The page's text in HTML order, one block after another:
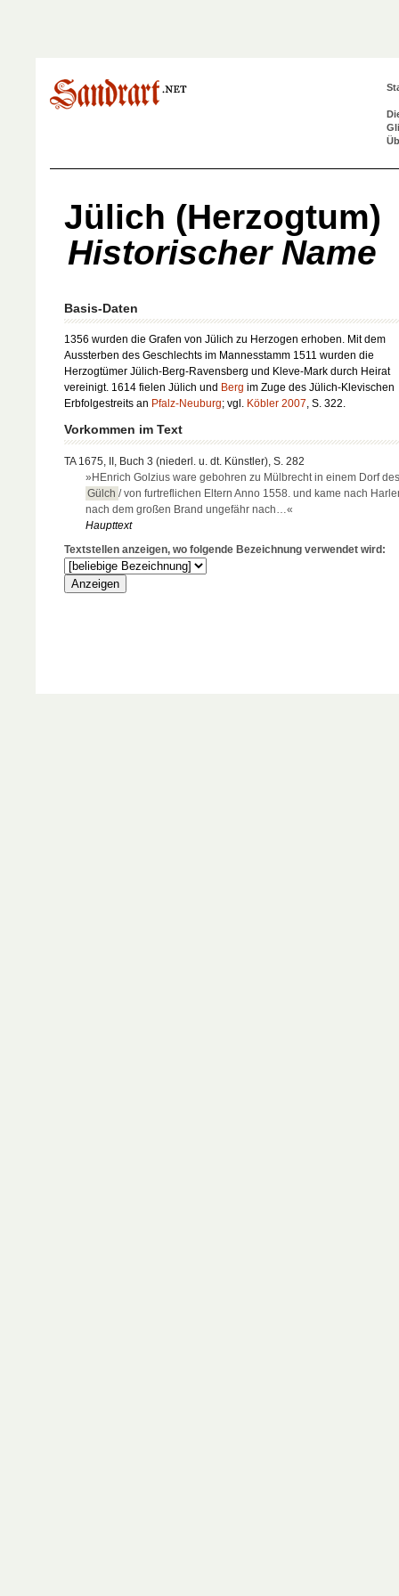
Jülich (Herzogtum)
Historischer Name
Basis-Daten
1356 wurden die Grafen von Jülich zu Herzogen erhoben. Mit dem
Aussterben des Geschlechts im Mannesstamm 1511 wurden die
Herzogtümer Jülich-Berg-Ravensberg und Kleve-Mark durch Heirat
vereinigt. 1614 fielen Jülich und Berg im Zuge des Jülich-Klevischen
Erbfolgestreits an Pfalz-Neuburg; vgl. Köbler 2007, S. 322.
Vorkommen im Text
TA 1675, II, Buch 3 (niederl. u. dt. Künstler), S. 282
»HEnrich Golzius ware gebohren zu Mülbrecht in einem Dorf
Gülch / von furtreflichen Eltern Anno 1558. und kame nach
nach dem großen Brand ungefähr nach…«
Haupttext
Textstellen anzeigen, wo folgende Bezeichnung verwendet wird: